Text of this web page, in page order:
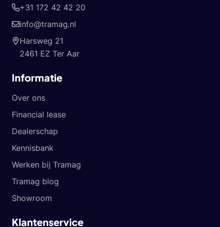
+31 172 42 42 20
info@tramag.nl
Harsweg 21
2461 EZ Ter Aar
Informatie
Over ons
Financial lease
Dealerschap
Kennisbank
Werken bij Tramag
Tramag blog
Showroom
Klantenservice